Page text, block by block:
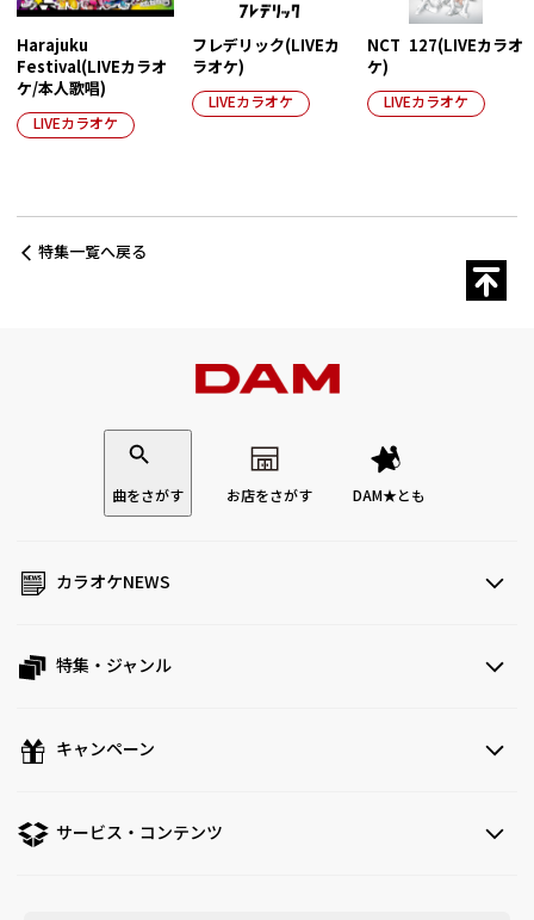
Harajuku
Festival(LIVEカラオ
ケ/本人歌唱)
LIVEカラオケ
フレデリック(LIVEカ
ラオケ)
LIVEカラオケ
NCT 127(LIVEカラオ
ケ)
LIVEカラオケ
特集一覧へ戻る
曲をさがす お店をさがす DAM★とも
カラオケNEWS
特集・ジャンル
キャンペーン
サービス・コンテンツ